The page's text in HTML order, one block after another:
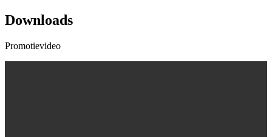
Downloads
Promotievideo